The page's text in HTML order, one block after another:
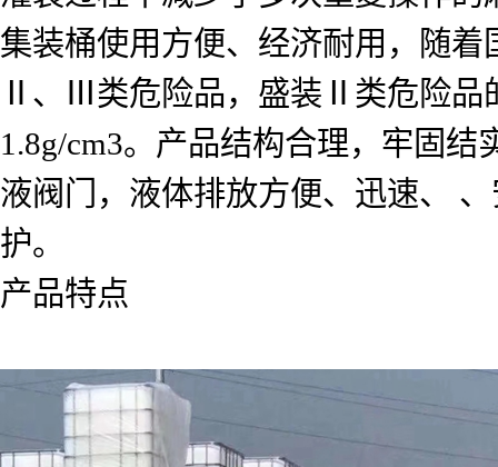
集装桶使用方便、经济耐用，随
Ⅱ、Ⅲ类危险品，盛装Ⅱ类危险品
1.8g/cm3。产品结构合理，牢固
液阀门，液体排放方便、迅速、
护。
产品特点